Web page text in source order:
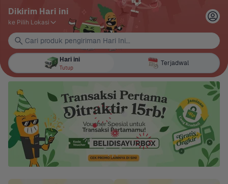
Hari ini
Tutup
Terjadwal
Cari produk pengiriman Hari Ini...
Dikirim Hari ini
ke Pilih Lokasi